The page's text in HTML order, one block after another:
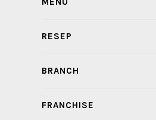
RESEP
BRANCH
FRANCHISE